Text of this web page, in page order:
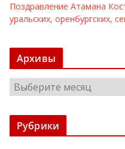
Поздравление Атамана
уральских, оренбургских,
Архивы
х
Рубрики